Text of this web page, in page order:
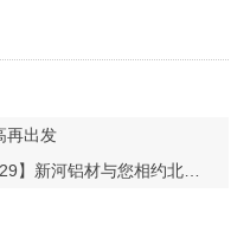
再出发
河铝材与您相约北京，鉴赏新品